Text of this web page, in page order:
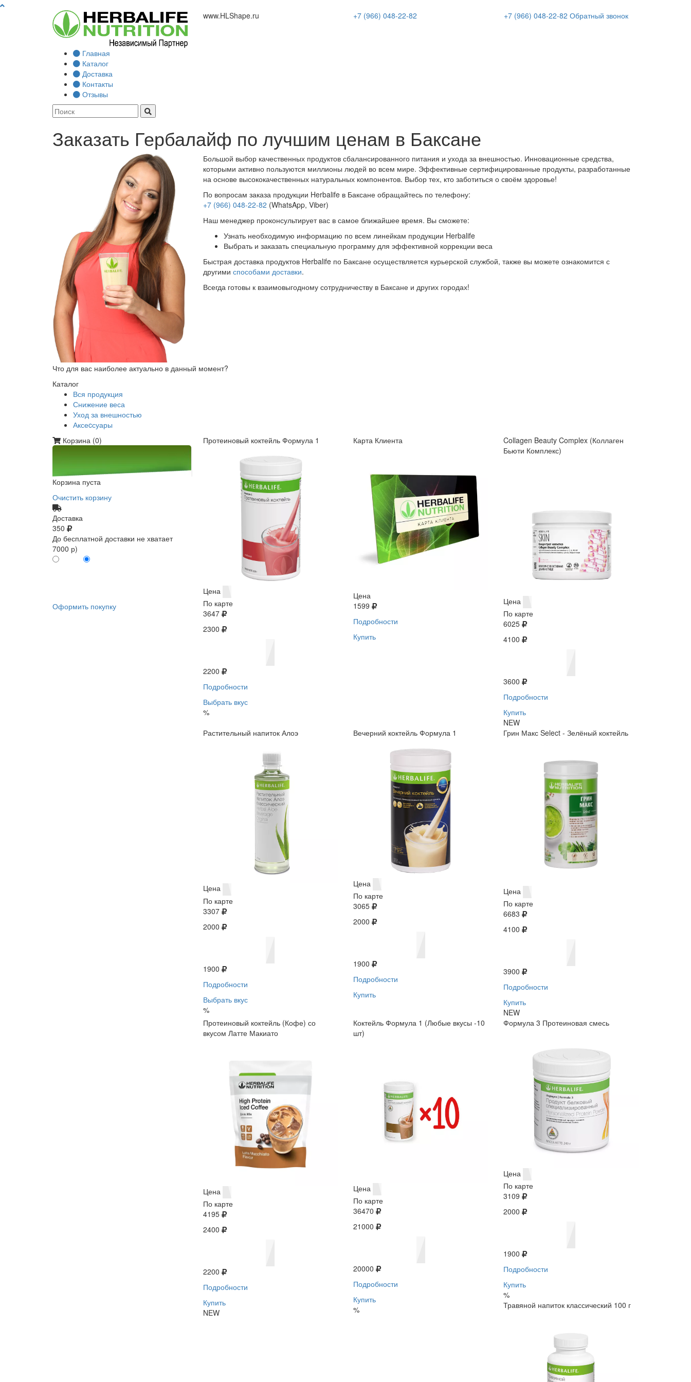
www.HLShape.ru +7 (966) 048-22-82 +7 (966) 048-22-82 Обратный звонок
Главная
Каталог
Доставка
Контакты
Отзывы
Заказать Гербалайф по лучшим ценам в Баксане
Большой выбор качественных продуктов сбалансированного питания и ухода за внешностью. Инновационные средства,
которыми активно пользуются миллионы людей во всем мире. Эффективные сертифицированные продукты, разработанные
на основе высококачественных натуральных компонентов. Выбор тех, кто заботиться о своём здоровье!
По вопросам заказа продукции Herbalife в Баксане обращайтесь по телефону:
+7 (966) 048-22-82 (WhatsApp, Viber)
Наш менеджер проконсультирует вас в самое ближайшее время. Вы сможете:
Узнать необходимую информацию по всем линейкам продукции Herbalife
Выбрать и заказать специальную программу для эффективной коррекции веса
Быстрая доставка продуктов Herbalife по Баксане осуществляется курьерской службой, также вы можете ознакомится с
другими способами доставки.
Всегда готовы к взаимовыгодному сотрудничеству в Баксане и других городах!
Что для вас наиболее актуально в данный момент?
Каталог
Вся продукция
Снижение веса
Уход за внешностью
Аксеcсуары
Корзина (0)
Корзина пуста
Очистить корзину
Доставка
350
До бесплатной доставки не хватает
7000 р)
Оформить покупку
Протеиновый коктейль Формула 1
Цена
По карте
3647
2300
2200
Подробности
Выбрать вкус
%
Карта Клиента
Цена
1599
Подробности
Купить
Collagen Beauty Complex (Коллаген
Бьюти Комплекс)
Цена
По карте
6025
4100
3600
Подробности
Купить
NEW
Растительный напиток Алоэ
Цена
По карте
3307
2000
1900
Подробности
Выбрать вкус
%
Вечерний коктейль Формула 1
Цена
По карте
3065
2000
1900
Подробности
Купить
Грин Макс Select - Зелёный коктейль
Цена
По карте
6683
4100
3900
Подробности
Купить
NEW
Протеиновый коктейль (Кофе) со
вкусом Латте Макиато
Цена
По карте
4195
2400
2200
Подробности
Купить
NEW
Коктейль Формула 1 (Любые вкусы -10
шт)
Цена
По карте
36470
21000
20000
Подробности
Купить
%
Формула 3 Протеиновая смесь
Цена
По карте
3109
2000
1900
Подробности
Купить
%
Травяной напиток классический 100 г